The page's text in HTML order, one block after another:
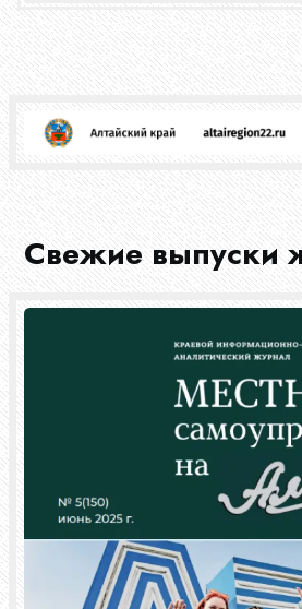
Свежие выпуски